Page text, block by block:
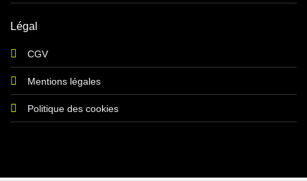
Légal
CGV
Mentions légales
Politique des cookies